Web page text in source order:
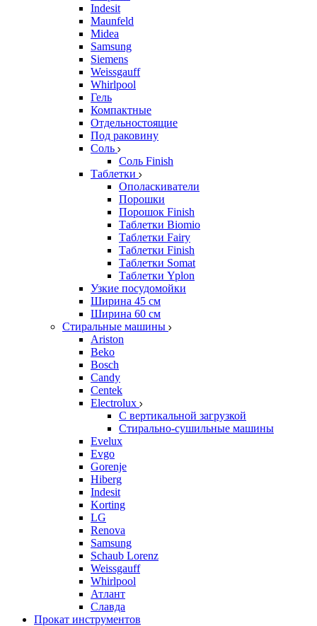
Indesit
Maunfeld
Midea
Samsung
Siemens
Weissgauff
Whirlpool
Гель
Компактные
Отдельностоящие
Под раковину
Соль
Соль Finish
Таблетки
Ополаскиватели
Порошки
Порошок Finish
Таблетки Biomio
Таблетки Fairy
Таблетки Finish
Таблетки Somat
Таблетки Yplon
Узкие посудомойки
Ширина 45 см
Ширина 60 см
Стиральные машины
Ariston
Beko
Bosch
Candy
Centek
Electrolux
С вертикальной загрузкой
Стирально-сушильные машины
Evelux
Evgo
Gorenje
Hiberg
Indesit
Korting
LG
Renova
Samsung
Schaub Lorenz
Weissgauff
Whirlpool
Атлант
Славда
Прокат инструментов